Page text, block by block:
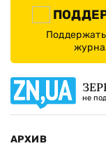
не
АРХИВ